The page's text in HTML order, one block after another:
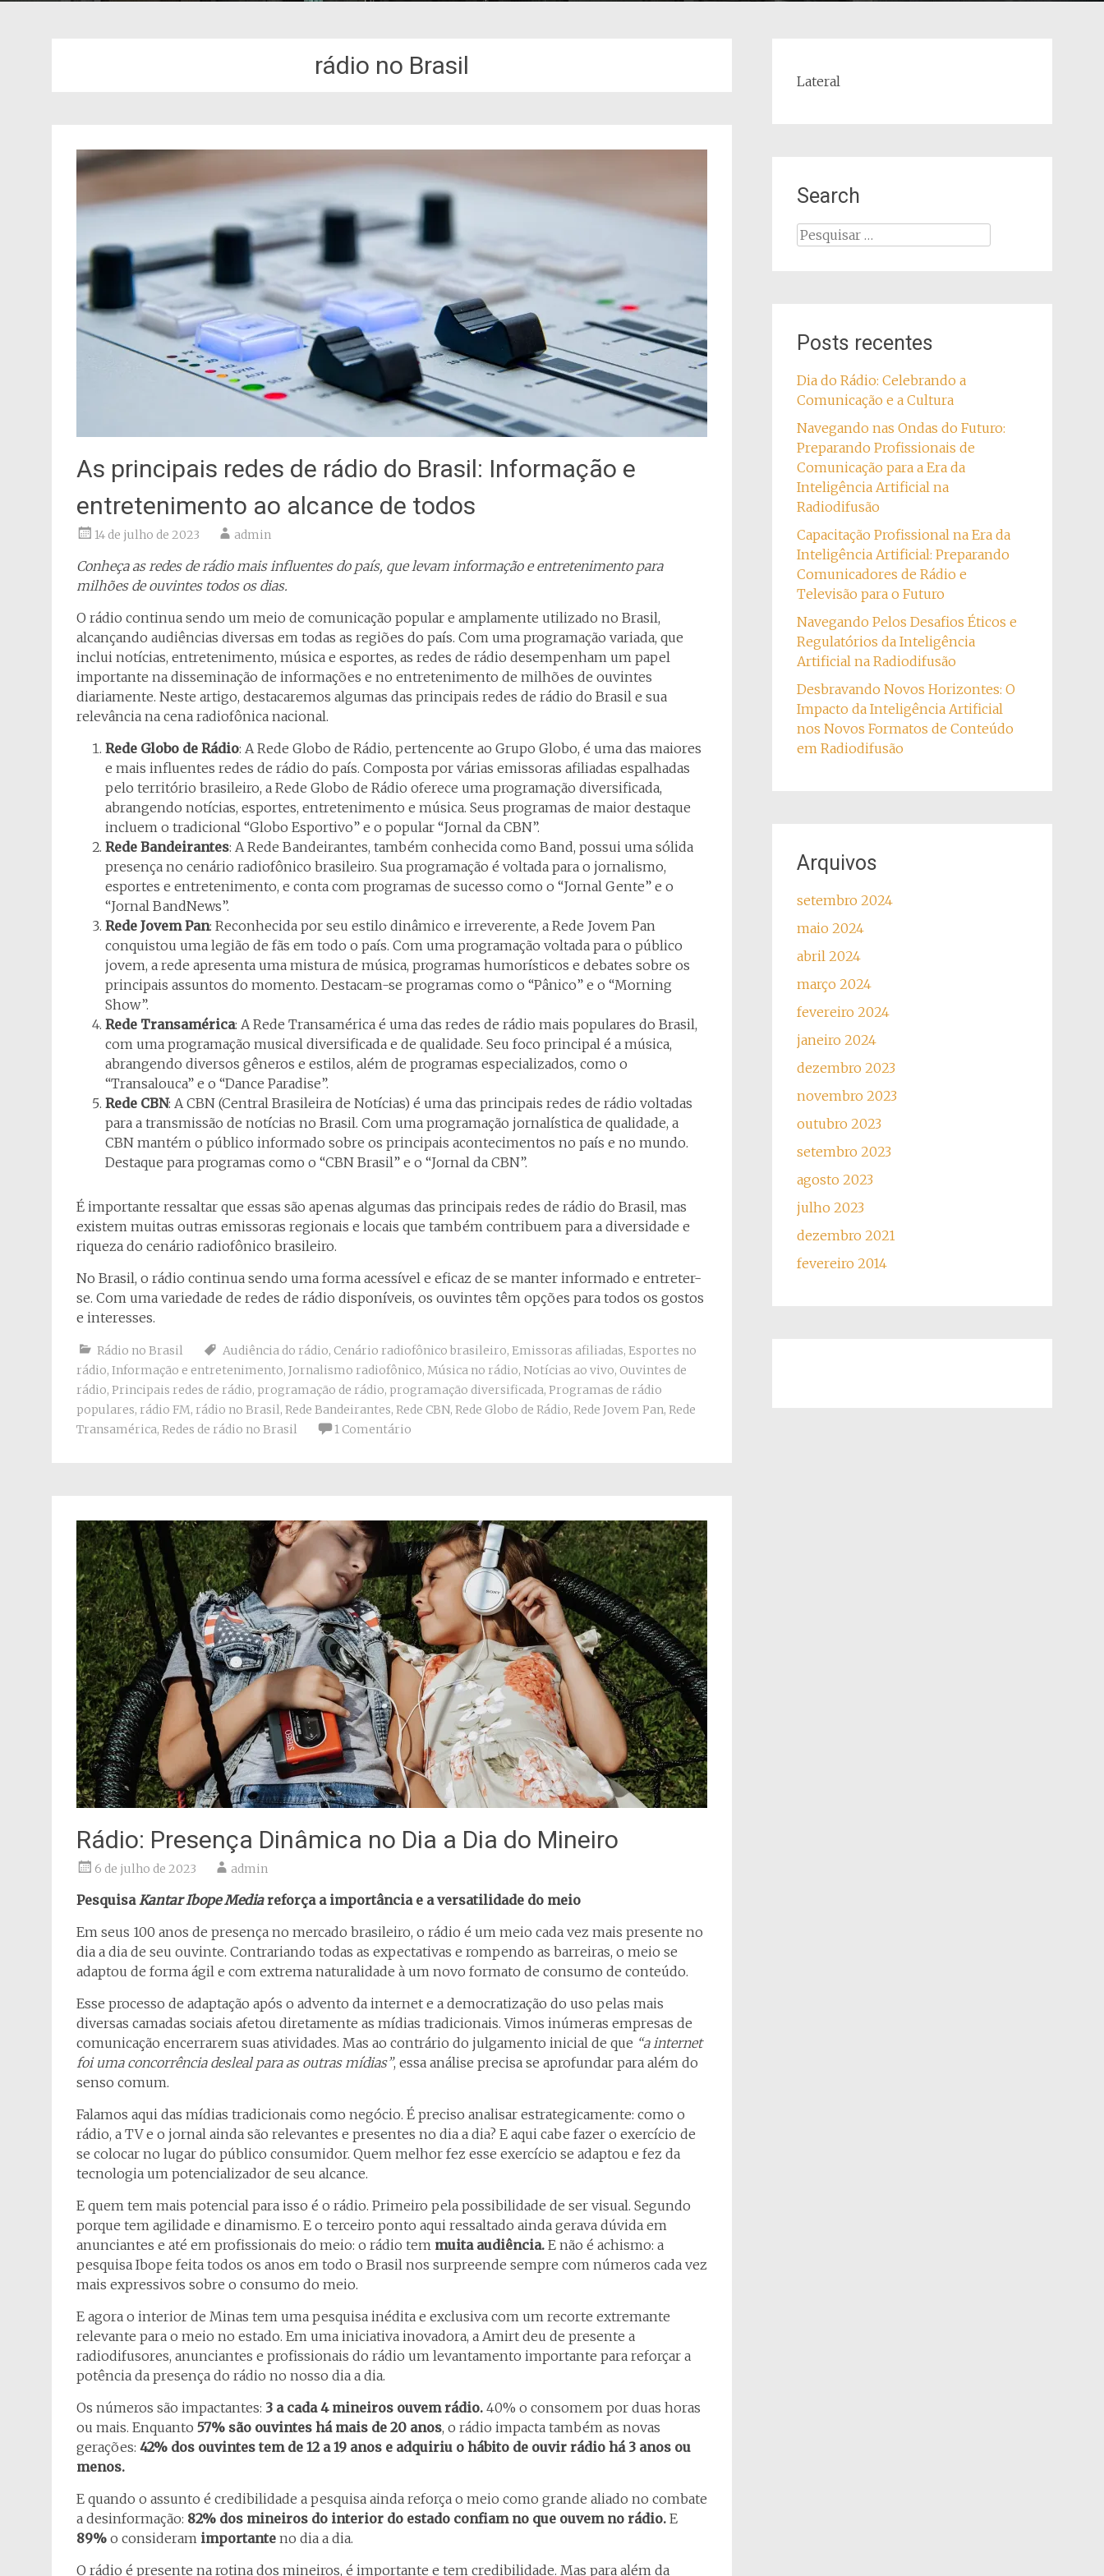
rádio no Brasil
As principais redes de rádio do Brasil: Informação e
entretenimento ao alcance de todos
14 de julho de 2023 admin
Conheça as redes de rádio mais influentes do país, que levam informação e entretenimento para
milhões de ouvintes todos os dias.
O rádio continua sendo um meio de comunicação popular e amplamente utilizado no Brasil,
alcançando audiências diversas em todas as regiões do país. Com uma programação variada, que
inclui notícias, entretenimento, música e esportes, as redes de rádio desempenham um papel
importante na disseminação de informações e no entretenimento de milhões de ouvintes
diariamente. Neste artigo, destacaremos algumas das principais redes de rádio do Brasil e sua
relevância na cena radiofônica nacional.
Rede Globo de Rádio: A Rede Globo de Rádio, pertencente ao Grupo Globo, é uma das maiores
e mais influentes redes de rádio do país. Composta por várias emissoras afiliadas espalhadas
pelo território brasileiro, a Rede Globo de Rádio oferece uma programação diversificada,
abrangendo notícias, esportes, entretenimento e música. Seus programas de maior destaque
incluem o tradicional “Globo Esportivo” e o popular “Jornal da CBN”.
Rede Bandeirantes: A Rede Bandeirantes, também conhecida como Band, possui uma sólida
presença no cenário radiofônico brasileiro. Sua programação é voltada para o jornalismo,
esportes e entretenimento, e conta com programas de sucesso como o “Jornal Gente” e o
“Jornal BandNews”.
Rede Jovem Pan: Reconhecida por seu estilo dinâmico e irreverente, a Rede Jovem Pan
conquistou uma legião de fãs em todo o país. Com uma programação voltada para o público
jovem, a rede apresenta uma mistura de música, programas humorísticos e debates sobre os
principais assuntos do momento. Destacam-se programas como o “Pânico” e o “Morning
Show”.
Rede Transamérica: A Rede Transamérica é uma das redes de rádio mais populares do Brasil,
com uma programação musical diversificada e de qualidade. Seu foco principal é a música,
abrangendo diversos gêneros e estilos, além de programas especializados, como o
“Transalouca” e o “Dance Paradise”.
Rede CBN: A CBN (Central Brasileira de Notícias) é uma das principais redes de rádio voltadas
para a transmissão de notícias no Brasil. Com uma programação jornalística de qualidade, a
CBN mantém o público informado sobre os principais acontecimentos no país e no mundo.
Destaque para programas como o “CBN Brasil” e o “Jornal da CBN”.
É importante ressaltar que essas são apenas algumas das principais redes de rádio do Brasil, mas
existem muitas outras emissoras regionais e locais que também contribuem para a diversidade e
riqueza do cenário radiofônico brasileiro.
No Brasil, o rádio continua sendo uma forma acessível e eficaz de se manter informado e entreter-
se. Com uma variedade de redes de rádio disponíveis, os ouvintes têm opções para todos os gostos
e interesses.
Rádio no Brasil Audiência do rádio, Cenário radiofônico brasileiro, Emissoras afiliadas, Esportes no
rádio, Informação e entretenimento, Jornalismo radiofônico, Música no rádio, Notícias ao vivo, Ouvintes de
rádio, Principais redes de rádio, programação de rádio, programação diversificada, Programas de rádio
populares, rádio FM, rádio no Brasil, Rede Bandeirantes, Rede CBN, Rede Globo de Rádio, Rede Jovem Pan, Rede
Transamérica, Redes de rádio no Brasil 1 Comentário
Rádio: Presença Dinâmica no Dia a Dia do Mineiro
6 de julho de 2023 admin
PesquisaKantar Ibope Mediareforça a importância e a versatilidade do meio
Em seus 100 anos de presença no mercado brasileiro, o rádio é um meio cada vez mais presente no
dia a dia de seu ouvinte. Contrariando todas as expectativas e rompendo as barreiras, o meio se
adaptou de forma ágil e com extrema naturalidade à um novo formato de consumo de conteúdo.
Esse processo de adaptação após o advento da internet e a democratização do uso pelas mais
diversas camadas sociais afetou diretamente as mídias tradicionais. Vimos inúmeras empresas de
comunicação encerrarem suas atividades. Mas ao contrário do julgamento inicial de que “a internet
foi uma concorrência desleal para as outras mídias”, essa análise precisa se aprofundar para além do
senso comum.
Falamos aqui das mídias tradicionais como negócio. É preciso analisar estrategicamente: como o
rádio, a TV e o jornal ainda são relevantes e presentes no dia a dia? E aqui cabe fazer o exercício de
se colocar no lugar do público consumidor. Quem melhor fez esse exercício se adaptou e fez da
tecnologia um potencializador de seu alcance.
E quem tem mais potencial para isso é o rádio. Primeiro pela possibilidade de ser visual. Segundo
porque tem agilidade e dinamismo. E o terceiro ponto aqui ressaltado ainda gerava dúvida em
anunciantes e até em profissionais do meio: o rádio tem muita audiência. E não é achismo: a
pesquisa Ibope feita todos os anos em todo o Brasil nos surpreende sempre com números cada vez
mais expressivos sobre o consumo do meio.
E agora o interior de Minas tem uma pesquisa inédita e exclusiva com um recorte extremante
relevante para o meio no estado. Em uma iniciativa inovadora, a Amirt deu de presente a
radiodifusores, anunciantes e profissionais do rádio um levantamento importante para reforçar a
potência da presença do rádio no nosso dia a dia.
Os números são impactantes: 3 a cada 4 mineiros ouvem rádio. 40% o consomem por duas horas
ou mais. Enquanto 57% são ouvintes há mais de 20 anos, o rádio impacta também as novas
gerações: 42% dos ouvintes tem de 12 a 19 anos e adquiriu o hábito de ouvir rádio há 3 anos ou
menos.
E quando o assunto é credibilidade a pesquisa ainda reforça o meio como grande aliado no combate
a desinformação: 82% dos mineiros do interior do estado confiam no que ouvem no rádio. E
89% o consideram importante no dia a dia.
O rádio é presente na rotina dos mineiros, é importante e tem credibilidade. Mas para além da
Lateral
Search
Pesquisar
Posts recentes
Dia do Rádio: Celebrando a
Comunicação e a Cultura
Navegando nas Ondas do Futuro:
Preparando Profissionais de
Comunicação para a Era da
Inteligência Artificial na
Radiodifusão
Capacitação Profissional na Era da
Inteligência Artificial: Preparando
Comunicadores de Rádio e
Televisão para o Futuro
Navegando Pelos Desafios Éticos e
Regulatórios da Inteligência
Artificial na Radiodifusão
Desbravando Novos Horizontes: O
Impacto da Inteligência Artificial
nos Novos Formatos de Conteúdo
em Radiodifusão
Arquivos
setembro 2024
maio 2024
abril 2024
março 2024
fevereiro 2024
janeiro 2024
dezembro 2023
novembro 2023
outubro 2023
setembro 2023
agosto 2023
julho 2023
dezembro 2021
fevereiro 2014